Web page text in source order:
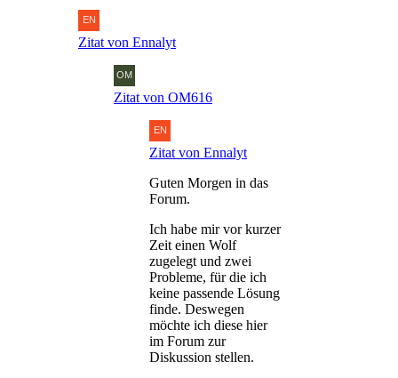
Zitat von Ennalyt
Zitat von OM616
Zitat von Ennalyt
Guten Morgen in das
Forum.
Ich habe mir vor kurzer
Zeit einen Wolf
zugelegt und zwei
Probleme, für die ich
keine passende Lösung
finde. Deswegen
möchte ich diese hier
im Forum zur
Diskussion stellen.